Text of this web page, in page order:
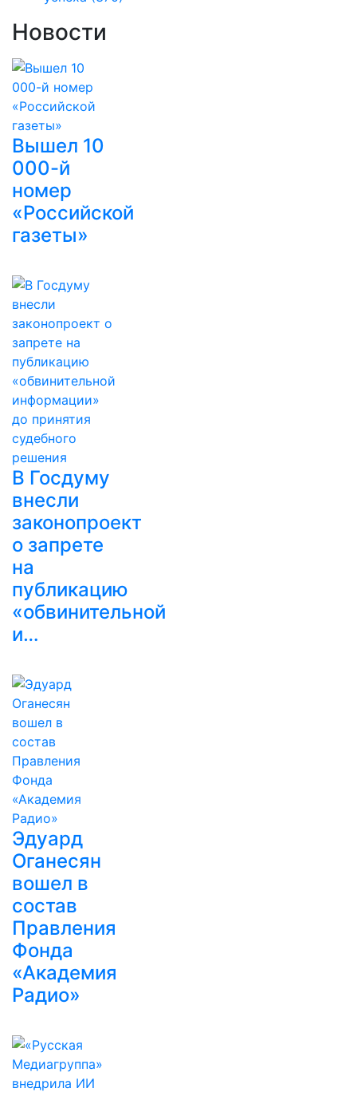
Новости
Вышел 10
000-й
номер
«Российской
газеты»
В Госдуму
внесли
законопроект
о запрете
на
публикацию
«обвинительной
и…
Эдуард
Оганесян
вошел в
состав
Правления
Фонда
«Академия
Радио»